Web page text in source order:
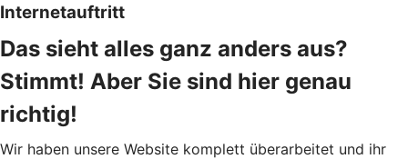
Internetauftritt
Das sieht alles ganz anders aus?
Stimmt! Aber Sie sind hier genau
richtig!
Wir haben unsere Website komplett überarbeitet und ihr